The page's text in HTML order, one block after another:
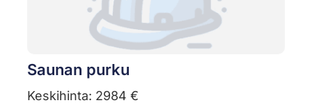
Saunan purku
Keskihinta: 2984 €